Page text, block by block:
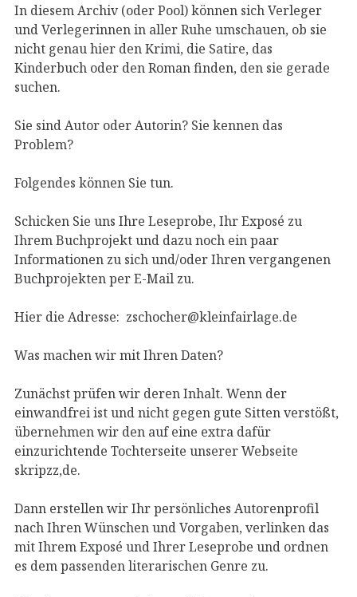
In diesem Archiv (oder Pool) können sich Verleger
und Verlegerinnen in aller Ruhe umschauen, ob sie
nicht genau hier den Krimi, die Satire, das
Kinderbuch oder den Roman finden, den sie gerade
suchen.
Sie sind Autor oder Autorin? Sie kennen das
Problem?
Folgendes können Sie tun.
Schicken Sie uns Ihre Leseprobe, Ihr Exposé zu
Ihrem Buchprojekt und dazu noch ein paar
Informationen zu sich und/oder Ihren vergangenen
Buchprojekten per E-Mail zu.
Hier die Adresse: zschocher@kleinfairlage.de
Was machen wir mit Ihren Daten?
Zunächst prüfen wir deren Inhalt. Wenn der
einwandfrei ist und nicht gegen gute Sitten verstößt,
übernehmen wir den auf eine extra dafür
einzurichtende Tochterseite unserer Webseite
skripzz,de.
Dann erstellen wir Ihr persönliches Autorenprofil
nach Ihren Wünschen und Vorgaben, verlinken das
mit Ihrem Exposé und Ihrer Leseprobe und ordnen
es dem passenden literarischen Genre zu.